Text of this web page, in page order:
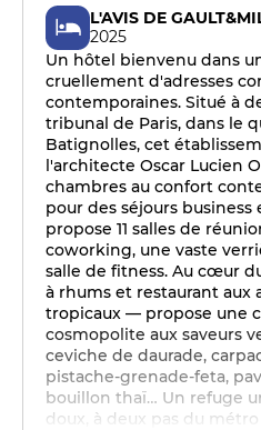
L'AVIS DE
2025
Un hôtel bienvenu dans
cruellement d'adresses
contemporaines. Situé à
tribunal de Paris, dans le
Batignolles, cet
l'architecte Oscar Lucien
chambres au confort
pour des séjours business
propose 11 salles de
coworking, une vaste
salle de fitness. Au cœur
à rhums et restaurant aux
tropicaux — propose une
cosmopolite aux saveurs
ceviche de daurade,
pistache-grenade-feta,
bouillon thaï… Un refuge
doux, à deux pas du métro